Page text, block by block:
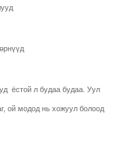
ёстой л будаа будаа. Уул
ой модод нь хожуул болоод